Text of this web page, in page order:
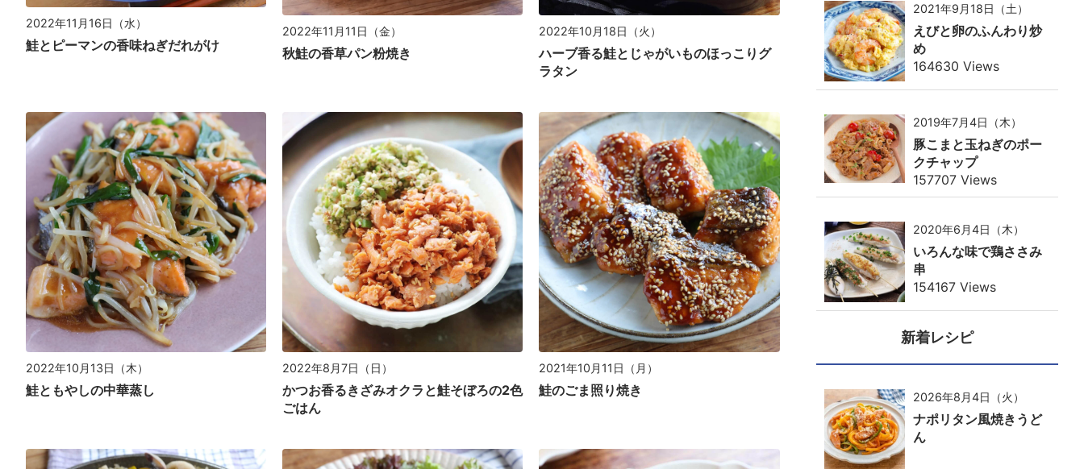
2022年11月16日（水）
鮭とピーマンの香味ねぎだれがけ
2022年11月11日（金）
秋鮭の香草パン粉焼き
2022年10月18日（火）
ハーブ香る鮭とじゃがいものほっこりグ
ラタン
2022年10月13日（木）
鮭ともやしの中華蒸し
2022年8月7日（日）
かつお香るきざみオクラと鮭そぼろの2色
ごはん
2021年10月11日（月）
鮭のごま照り焼き
2021年9月18日（土）
えびと卵のふんわり炒
め
164630 Views
2019年7月4日（木）
豚こまと玉ねぎのポー
クチャップ
157707 Views
2020年6月4日（木）
いろんな味で鶏ささみ
串
154167 Views
新着レシピ
2026年8月4日（火）
ナポリタン風焼きうど
ん